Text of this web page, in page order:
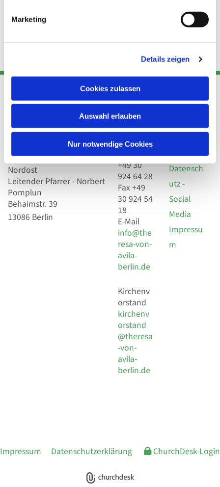
Marketing
Details zeigen
Cookies zulassen
Auswahl erlauben
Nur notwendige Cookies
Katholische
Kirchengemeinde Pfarrei
Hl. Theresa von Avila Berlin
Nordost
Leitender Pfarrer - Norbert
Pomplun
Behaimstr. 39
13086 Berlin
Kont
Akt
Telefon
+49 30
924 64 28
Fax +49
30 924 54
18
E-Mail
info@the
resa-von-
avila-
berlin.de
Kirchenv
orstand
kirchenv
orstand
@theresa
-von-
avila-
berlin.de
utz
Datensch
utz -
Social
Media
Impressu
m
Impressum Datenschutzerklärung ChurchDesk-Login